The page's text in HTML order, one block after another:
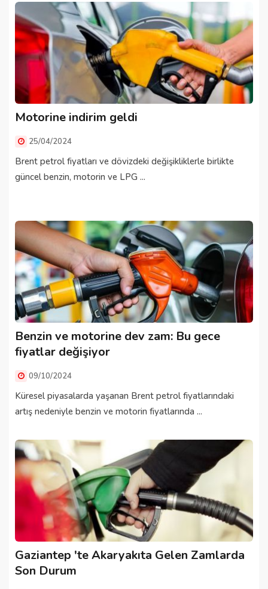
Motorine indirim geldi
25/04/2024
Brent petrol fiyatları ve dövizdeki değişikliklerle birlikte
güncel benzin, motorin ve LPG ...
Benzin ve motorine dev zam: Bu gece
fiyatlar değişiyor
09/10/2024
Küresel piyasalarda yaşanan Brent petrol fiyatlarındaki
artış nedeniyle benzin ve motorin fiyatlarında ...
Gaziantep 'te Akaryakıta Gelen Zamlarda
Son Durum